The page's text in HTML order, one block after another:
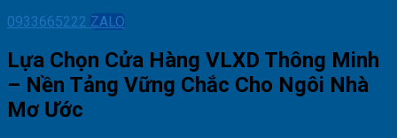
0933665222 ZALO
Lựa Chọn Cửa Hàng VLXD Thông Minh
– Nền Tảng Vững Chắc Cho Ngôi Nhà
Mơ Ước